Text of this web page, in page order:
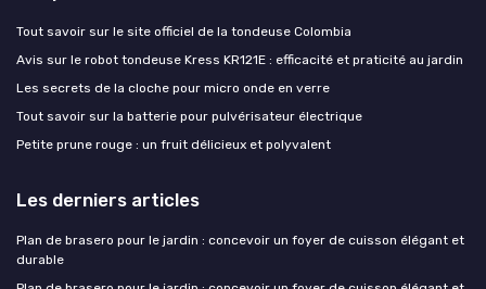
Tout savoir sur le site officiel de la tondeuse Colombia
Avis sur le robot tondeuse Kress KR121E : efficacité et praticité au jardin
Les secrets de la cloche pour micro onde en verre
Tout savoir sur la batterie pour pulvérisateur électrique
Petite prune rouge : un fruit délicieux et polyvalent
Les derniers articles
Plan de brasero pour le jardin : concevoir un foyer de cuisson élégant et
durable